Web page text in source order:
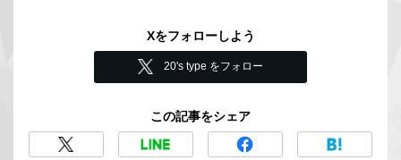
Xをフォローしよう
20's type をフォロー
この記事をシェア